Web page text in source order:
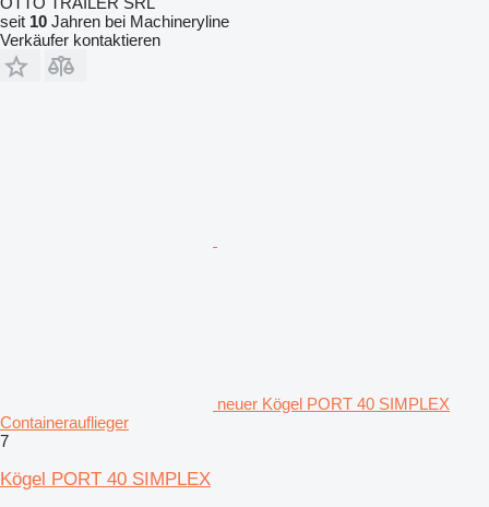
seit 10 Jahren bei Machineryline
Verkäufer kontaktieren
neuer Kögel PORT 40 SIMPLEX
Containerauflieger
7
Kögel PORT 40 SIMPLEX